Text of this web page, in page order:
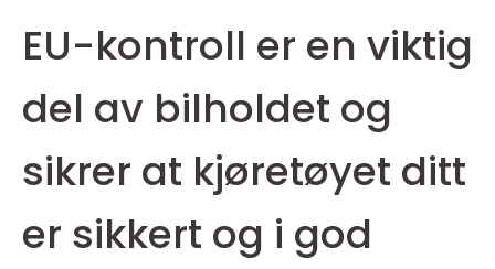
EU-kontroll er en viktig
del av bilholdet og
sikrer at kjøretøyet ditt
er sikkert og i god